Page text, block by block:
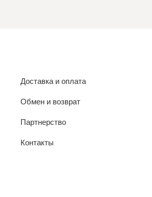
Доставка и оплата
Обмен и возврат
Партнерство
Контакты